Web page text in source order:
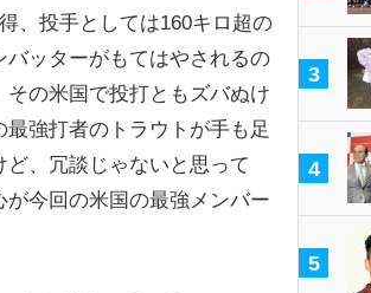
、投手としては160キロ超の
ッターがもてはやされるの
の米国で投打ともズバぬけ
強打者のトラウトが手も足
、冗談じゃないと思って
今回の米国の最強メンバー
3
4
5